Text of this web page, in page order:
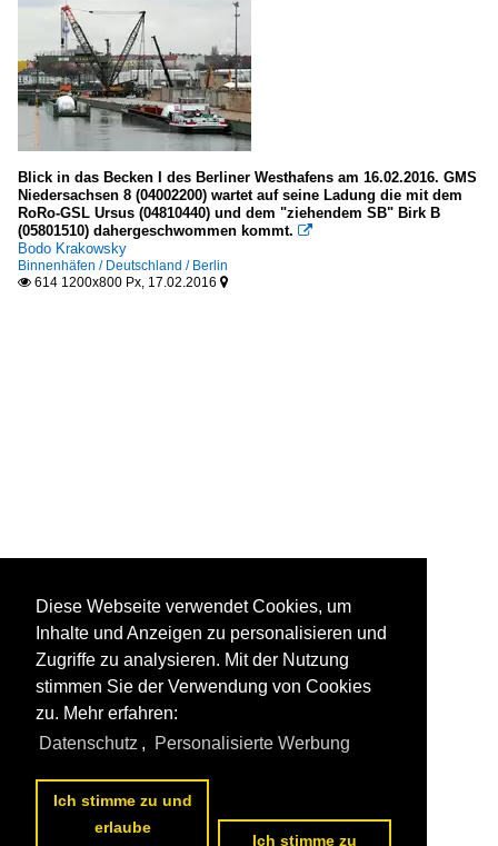
Blick in das Becken I des Berliner Westhafens am 16.02.2016. GMS
Niedersachsen 8 (04002200) wartet auf seine Ladung die mit dem
RoRo-GSL Ursus (04810440) und dem "ziehendem SB" Birk B
(05801510) dahergeschwommen kommt. 
Bodo Krakowsky
Binnenhäfen / Deutschland / Berlin
 614 1200x800 Px, 17.02.2016 
Diese Webseite verwendet Cookies, um
Inhalte und Anzeigen zu personalisieren und
Zugriffe zu analysieren. Mit der Nutzung
stimmen Sie der Verwendung von Cookies
zu. Mehr erfahren:
Datenschutz , Personalisierte Werbung
Ich stimme zu und
erlaube
Ich stimme zu